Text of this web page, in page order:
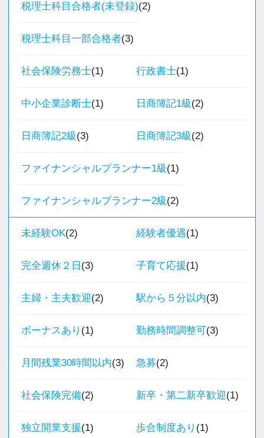
▽ステップ3(4ヶ月目〜)
って頂きます。決算書が出来ましたら、先輩ス
タッフ・オフィス責任者からのチェックと国税
OBのダブルチェックがあります。
ら実務を経験することで、半年もすればある程
す。
これまでも多くのインターン生が実践型インタ
ーン制度を使い、ステップアップを実現してき
た実績が当社にはあります！
ことができない知識と実務を徹底的に磨くこと
ます。26卒のインターン生も入社予定です。
【各種社会保険完備、ユニークな手当制度あ
り】
当も充実。
緒に働ける方を求めています】
「こんな明るい事務所ははじめて」と言われる
ほど、仲が良くて明るいのが当社の特徴です。
実践型インターンは成⻑性を重視していて、や
とを第一に考えています。
方、お待ちしています！
【実務型研修・教育制度充実！学生の間に、こ
性を磨けます】
会計業界はいずれコンピューターやAIに取って
変わられる職業と言われています。
ーターやAIにはできないお客様とのコミュニケ
最新の税務・会計サービスを提供しています。
現時点で深い知識や経験をお持ちでなくても安
社員と同じように実務経験を積みながら税法や
チリです。
そ、「最初だけ話して終わり」にはしません。
「話しやすさNo.1」を目指して、あなたのファ
ンを増やしてください。
自身の「挑戦」を重視】
て成長を続ける私たちは、さらに仲間を増や
事業展開やご自身のキャリア志向に応じて、チ
ていただくことや、新しく事業部門が立ち上が
る際の主担当へのキャリアチェンジなど、チャ
レンジしたい気持ちには適切に機会を提供する
プロフェッショナルとしての気概があり、ファ
供するために“学習と成長を続ける”専門家組織。
それが、私たちが追い求める組織像です。
これを実現するには、組織として適切な成長の
「場」を作るとともに、メンバー自身がその環
とする認識を持っていることが必要です。
個人事務所ならではの自由な雰囲気で、気負い
職員同士の距離も近く、先輩へ相談しながら業
パソコン作業になりますので、目や脳が疲れた
を進めています。
★入社後の仕事内容★
して頂きながら、
完全在宅会計スタッフとして、会計業務全般を
・記帳代行
・年末調整業務
・決算業務
・資料やデータの整理
・その他付随する業務
税理士科目合格者(未登録)(2)
税理士科目一部合格者(3)
社会保険労務士(1) 行政書士(1)
中小企業診断士(1) 日商簿記1級(2)
日商簿記2級(3) 日商簿記3級(2)
ファイナンシャルプランナー1級(1)
ファイナンシャルプランナー2級(2)
未経験OK(2) 経験者優遇(1)
完全週休２日 (3) 子育て応援(1)
主婦・主夫歓迎(2) 駅から５分以内(3)
ボーナスあり (1) 勤務時間調整可(3)
月間残業30時間以内(3) 急募(2)
社会保険完備(2) 新卒・第二新卒歓迎(1)
独立開業支援(1) 歩合制度あり (1)